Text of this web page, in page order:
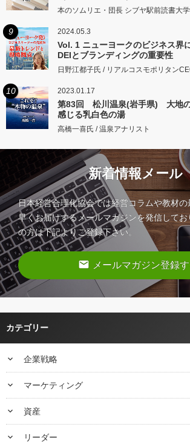
本のソムリエ・団長 シブヤ駅前読書大
9 2024.05.3
Vol. 1 ニューヨークのビジネス界
DEIとブランディングの重要性
日野江都子氏 / リアルコスモポリタン
10 2023.01.17
第83回 松川温泉(岩手県) 大地
感じる乳白色の湯
高橋一喜氏 / 温泉アナリスト
新着情報メール
日本経営合理化協会では経営コラムや教材
早くお届けするメールマガジンを発信してお
の方は下記よりご登録下さい。
email メールマガジン登録
カテゴリー
keyboard_arrow_down 企業戦略
keyboard_arrow_down マーケティング
keyboard_arrow_down 資産
keyboard_arrow_down リーダー